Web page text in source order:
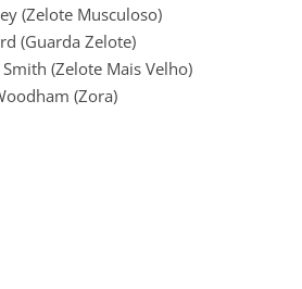
(Zelote Musculoso)
(Guarda Zelote)
(Zelote Mais Velho)
(Zora)